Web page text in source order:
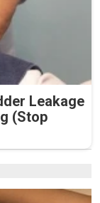
Leakage
(Stop